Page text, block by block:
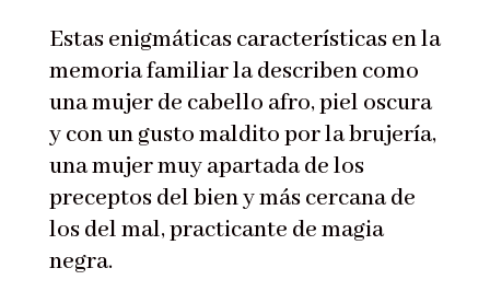
Estas enigmáticas características en la
memoria familiar la describen como
una mujer de cabello afro, piel oscura
y con un gusto maldito por la brujería,
una mujer muy apartada de los
preceptos del bien y más cercana de
los del mal, practicante de magia
negra.